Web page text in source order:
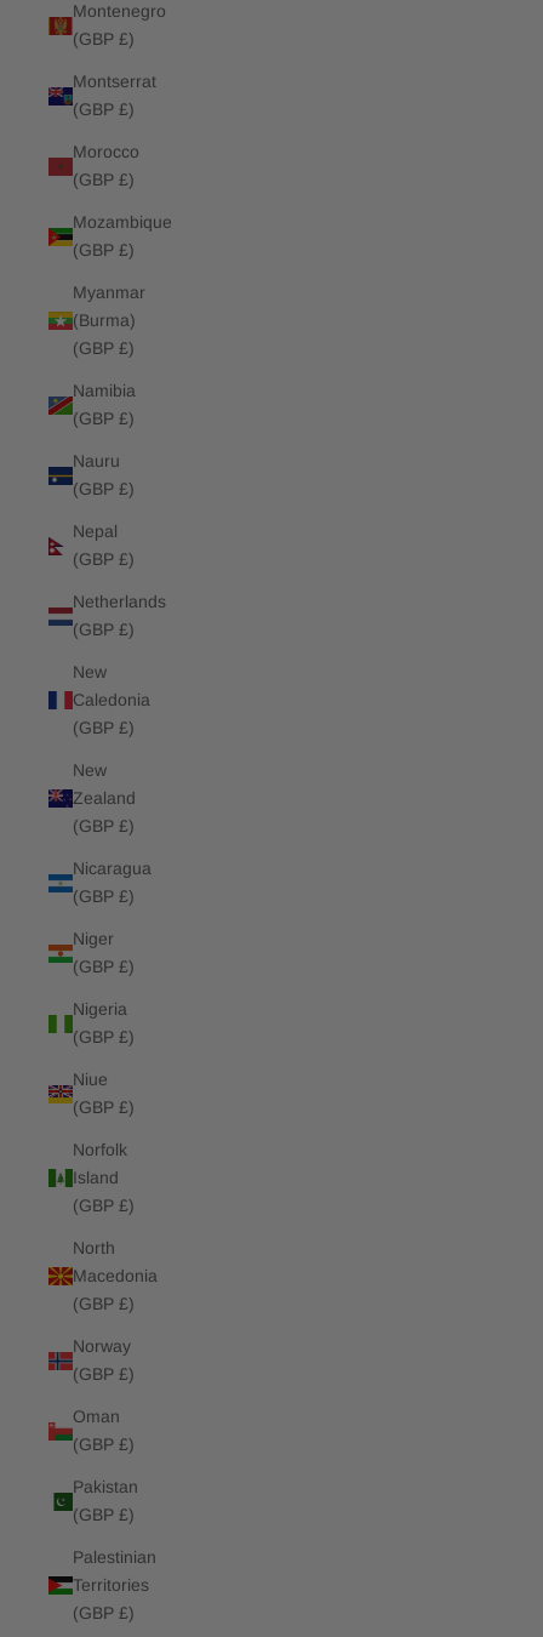
Montenegro
(GBP £)
Montserrat
(GBP £)
Morocco
(GBP £)
Mozambique
(GBP £)
Myanmar
(Burma)
(GBP £)
Namibia
(GBP £)
Nauru
(GBP £)
Nepal
(GBP £)
Netherlands
(GBP £)
New
Caledonia
(GBP £)
New
Zealand
(GBP £)
Nicaragua
(GBP £)
Niger
(GBP £)
Nigeria
(GBP £)
Niue
(GBP £)
Norfolk
Island
(GBP £)
North
Macedonia
(GBP £)
Norway
(GBP £)
Oman
(GBP £)
Pakistan
(GBP £)
Palestinian
Territories
(GBP £)